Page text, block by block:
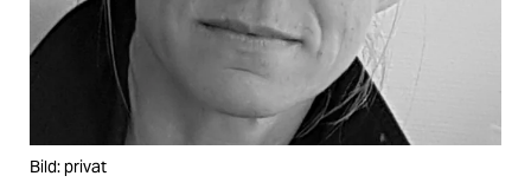
Bild: privat